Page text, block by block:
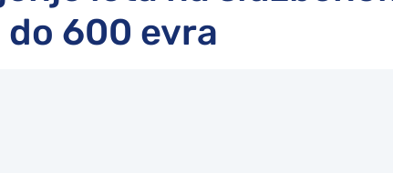
600 evra